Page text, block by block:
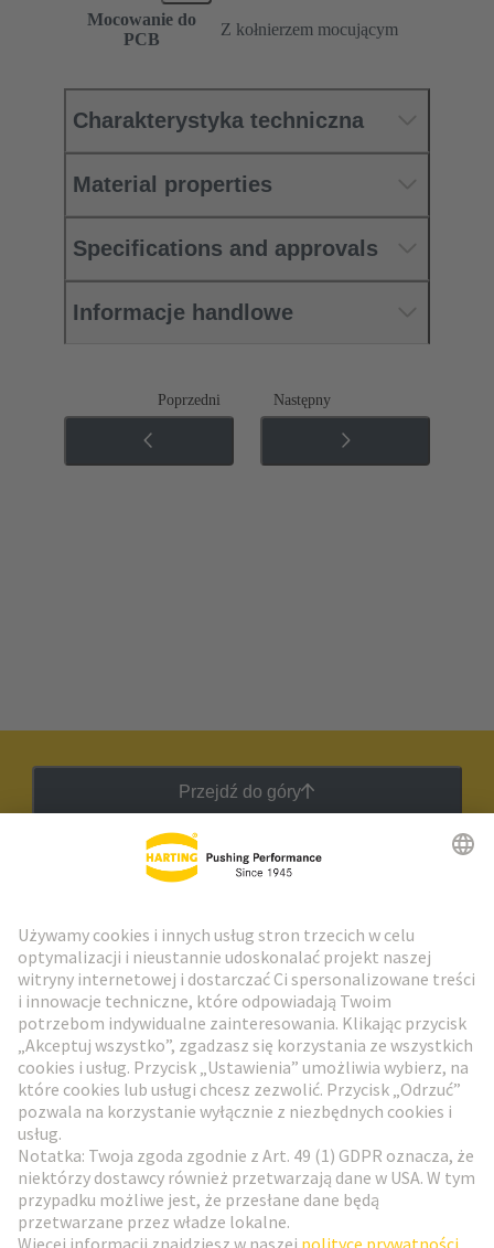
Mocowanie do
PCB
Z kołnierzem mocującym
Charakterystyka techniczna
Material properties
Specifications and approvals
Informacje handlowe
Poprzedni Następny
Przejdź do góry
Przejdź do rejestracji
Social Media